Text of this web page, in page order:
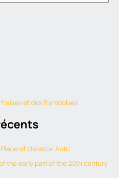
et des framboises
of classical Auto
the early part of the 20th century